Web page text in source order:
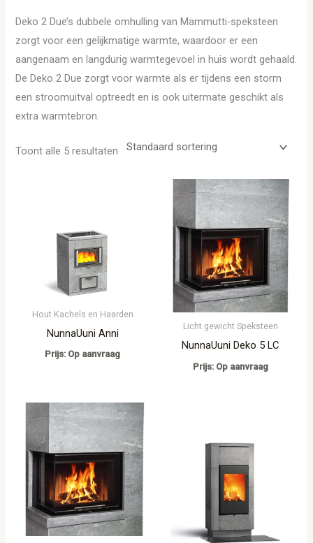
Deko 2 Due’s dubbele omhulling van Mammutti-speksteen
zorgt voor een gelijkmatige warmte, waardoor er een
aangenaam en langdurig warmtegevoel in huis wordt gehaald.
De Deko 2 Due zorgt voor warmte als er tijdens een storm
een stroomuitval optreedt en is ook uitermate geschikt als
extra warmtebron.
Toont alle 5 resultaten
Hout Kachels en Haarden
NunnaUuni Anni
Prijs: Op aanvraag
Licht gewicht Speksteen
NunnaUuni Deko 5 LC
Prijs: Op aanvraag